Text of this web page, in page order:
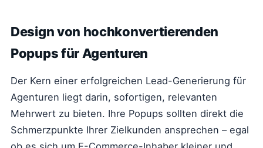
Design von hochkonvertierenden
Popups für Agenturen
Der Kern einer erfolgreichen Lead-Generierung für
Agenturen liegt darin, sofortigen, relevanten
Mehrwert zu bieten. Ihre Popups sollten direkt die
Schmerzpunkte Ihrer Zielkunden ansprechen – egal